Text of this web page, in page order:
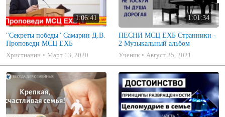
1:06:41
"Секреты победы" Самарин Д.В.
Проповеди МСЦ ЕХБ
Христианин
Март 13, 2020
1:01:34
ПЕСНИ МСЦ ЕХБ Странники -
2 Музыкальный альбом
Ученик
Август 25, 2021